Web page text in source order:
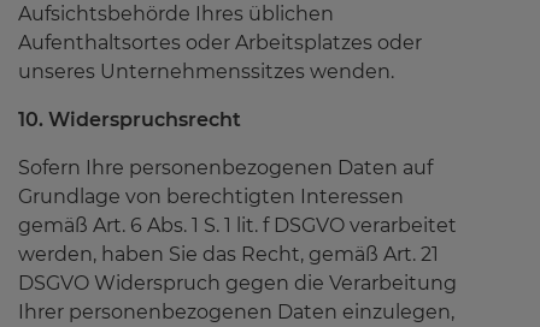
Aufsichtsbehörde Ihres üblichen
Aufenthaltsortes oder Arbeitsplatzes oder
unseres Unternehmenssitzes wenden.
10. Widerspruchsrecht
Sofern Ihre personenbezogenen Daten auf
Grundlage von berechtigten Interessen
gemäß Art. 6 Abs. 1 S. 1 lit. f DSGVO verarbeitet
werden, haben Sie das Recht, gemäß Art. 21
DSGVO Widerspruch gegen die Verarbeitung
Ihrer personenbezogenen Daten einzulegen,